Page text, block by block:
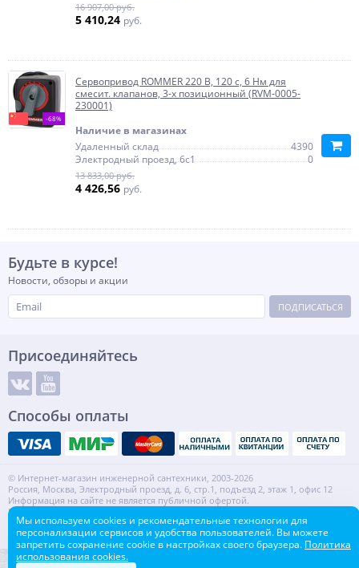
16 907,00 руб.
5 410,24 руб.
-68%
Сервопривод ROMMER 220 В, 120 с, 6 Нм для
смесит. клапанов, 3-х позиционный (RVM-0005-
230001)
Наличие в магазинах
Удаленный склад
4390
Электродный проезд, 6с1
0
13 833,00 руб.
4 426,56 руб.
Будьте в курсе!
Новости, обзоры и акции
ПОДПИСАТЬСЯ
Присоединяйтесь
Способы оплаты
© Интернет-магазин инженерной сантехники, 2003-2026
Россия, Москва, Электродный проезд, д. 6, стр.1, подъезд 2, этаж 1, офис 12
Информация на сайте не является публичной офертой.
ИНН: 7720553918 КПП: 772001001
Контакты Карта сайта
Мы используем cookies и рекомендательные технологии для
персонализации сервисов и удобства пользователей. Вы можете
запретить сохранение cookie в настройках своего браузера. Политика
использования cookies.